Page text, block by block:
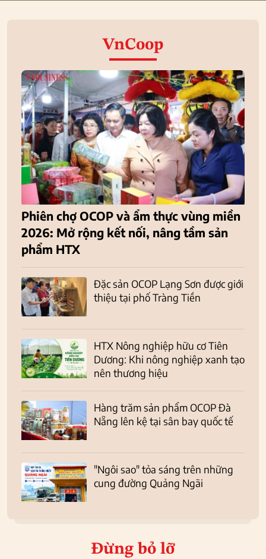
VnCoop
Phiên chợ OCOP và ẩm thực vùng miền
2026: Mở rộng kết nối, nâng tầm sản
phẩm HTX
Đặc sản OCOP Lạng Sơn được giới
thiệu tại phố Tràng Tiền
HTX Nông nghiệp hữu cơ Tiên
Dương: Khi nông nghiệp xanh tạo
nên thương hiệu
Hàng trăm sản phẩm OCOP Đà
Nẵng lên kệ tại sân bay quốc tế
"Ngôi sao" tỏa sáng trên những
cung đường Quảng Ngãi
Đừng bỏ lỡ